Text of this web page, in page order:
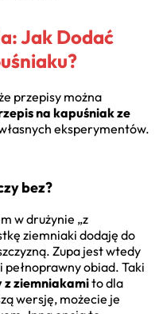
Jak Dodać
przepisy można
na kapuśniak ze
eksperymentów.
bez?
w drużynie „z
ziemniaki dodaję do
Zupa jest wtedy
obiad. Taki
z ziemniakamito dla
wersję, możecie je